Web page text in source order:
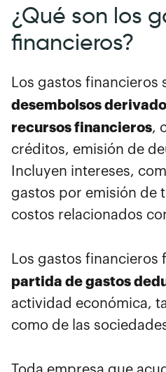
¿Qué son los
financieros?
Los gastos financieros
desembolsos
recursos financieros,
créditos, emisión de
Incluyen intereses,
gastos por emisión de
costos relacionados
Los gastos financieros
partida de gastos
actividad económica,
como de las